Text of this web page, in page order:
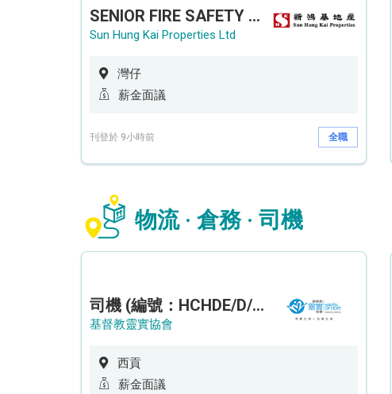
SENIOR FIRE SAFETY OFFICER / FIRE SAFETY OFFICER
Sun Hung Kai Properties Ltd
灣仔
薪金面議
刊登於 9小時前 全職
物流 · 倉務 · 司機
司機 (編號：HCHDE/D/CTE)
基督教靈實協會
西貢
薪金面議